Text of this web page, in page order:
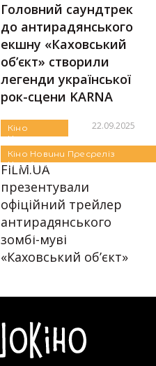
Кіно
Новини
Пресреліз
Українське
Головний саундтрек
до антирадянського
екшну «Каховський
об’єкт» створили
легенди української
рок-сцени KARNA
22.09.2025
Кіно Новини Пресреліз
Українське
FILM.UA
презентували
офіційний трейлер
антирадянського
зомбі-муві
«Каховський об’єкт»
Автор:Єгор Бунін